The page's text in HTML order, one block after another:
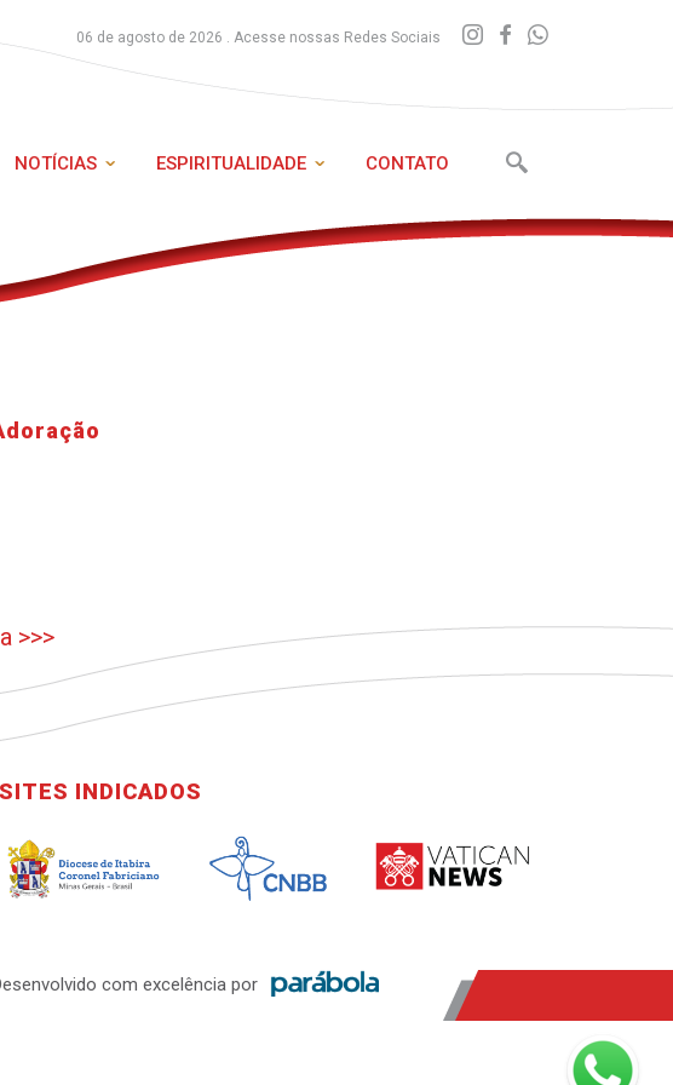
06 de agosto de 2026 . Acesse nossas Redes Sociais
NOTÍCIAS ESPIRITUALIDADE CONTATO
>>>
SITES INDICADOS
com excelência por